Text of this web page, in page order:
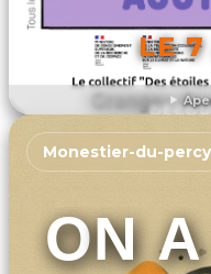
LE
Monestier-du-percy
ON